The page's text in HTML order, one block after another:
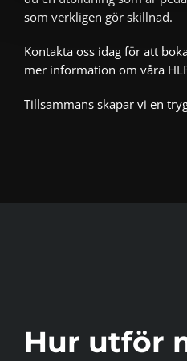
som verkligen gör skillnad.
Kontakta oss idag för att
mer information om våra
Tillsammans skapar vi en
Hur utför